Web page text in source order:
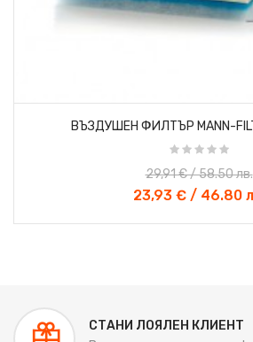
ВЪЗДУШЕН ФИЛТЪР MANN-
23,93 € / 46.80
29,91 € / 58.50 лв.
-20%
СТАНИ ЛОЯЛЕН КЛИЕНТ